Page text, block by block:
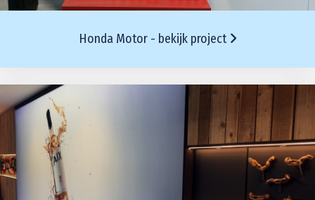
Honda Motor - bekijk project